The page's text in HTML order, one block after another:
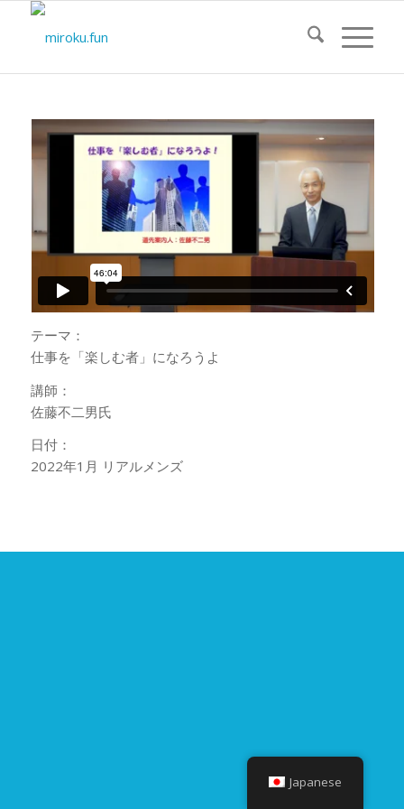
テーマ：
仕事を「楽しむ者」になろうよ
講師：
佐藤不二男氏
日付：
2022年1月 リアルメンズ
Japanese